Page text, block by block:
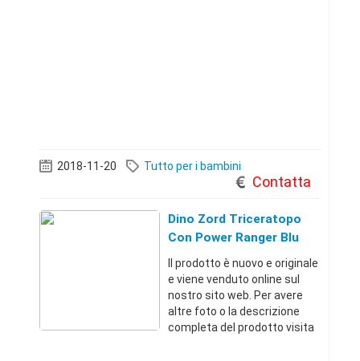
2018-11-20 Tutto per i bambini
Contatta
Dino Zord Triceratopo
Con Power Ranger Blu
Il prodotto è nuovo e originale
e viene venduto online sul
nostro sito web. Per avere
altre foto o la descrizione
completa del prodotto visita